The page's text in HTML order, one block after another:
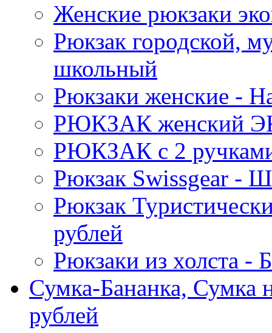
Женские рюкзаки
Рюкзак городской,
школьный
Рюкзаки женские -
РЮКЗАК женский
РЮКЗАК c 2 ручками
Рюкзак Swissgear
Рюкзак
рублей
Рюкзаки из холста
Сумка-Бананка, Сумка
рублей